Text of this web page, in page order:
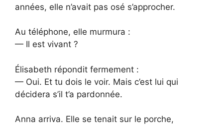
années, elle n’avait pas osé s’approcher.
Au téléphone, elle murmura :
— Il est vivant ?
Élisabeth répondit fermement :
— Oui. Et tu dois le voir. Mais c’est lui qui
décidera s’il t’a pardonnée.
Anna arriva. Elle se tenait sur le porche,